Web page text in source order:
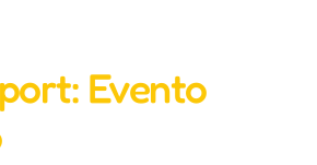
Evento